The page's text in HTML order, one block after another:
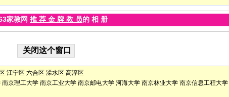
家教网 推 荐 金 牌 教 员的 相 册
江宁区 六合区 溧水区 高淳区
南京理工大学 南京工业大学 南京邮电大学 河海大学 南京林业大学 南京信息工程大学